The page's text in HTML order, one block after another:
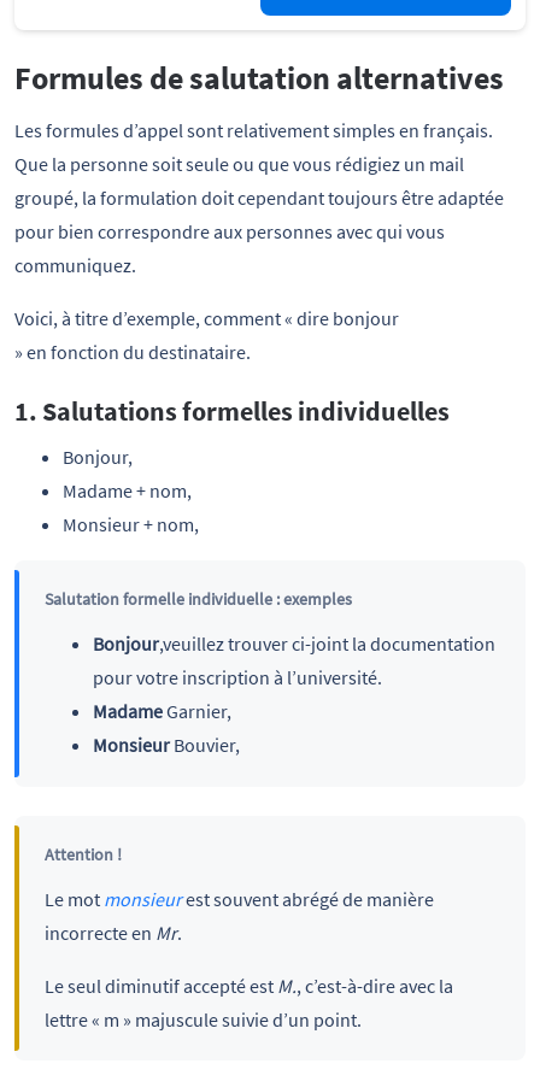
Formules de salutation alternatives
Les formules d’appel sont relativement simples en français.
Que la personne soit seule ou que vous rédigiez un mail
groupé, la formulation doit cependant toujours être adaptée
pour bien correspondre aux personnes avec qui vous
communiquez.
Voici, à titre d’exemple, comment « dire bonjour
» en fonction du destinataire.
1. Salutations formelles individuelles
Bonjour,
Madame + nom,
Monsieur + nom,
Salutation formelle individuelle : exemples
Bonjour,veuillez trouver ci-joint la documentation
pour votre inscription à l’université.
MadameGarnier,
MonsieurBouvier,
Attention !
Le mot monsieurest souvent abrégé de manière
incorrecte en Mr.
Le seul diminutif accepté est M., c’est-à-dire avec la
lettre « m » majuscule suivie d’un point.